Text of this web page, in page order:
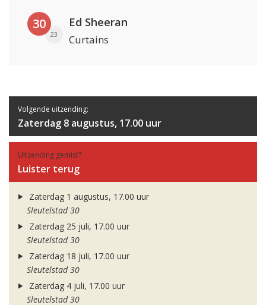
30
23
Ed Sheeran
Curtains
Volgende uitzending:
Zaterdag 8 augustus, 17.00 uur
Uitzending gemist?
Luister terug
Zaterdag 1 augustus, 17.00 uur
Sleutelstad 30
Zaterdag 25 juli, 17.00 uur
Sleutelstad 30
Zaterdag 18 juli, 17.00 uur
Sleutelstad 30
Zaterdag 4 juli, 17.00 uur
Sleutelstad 30